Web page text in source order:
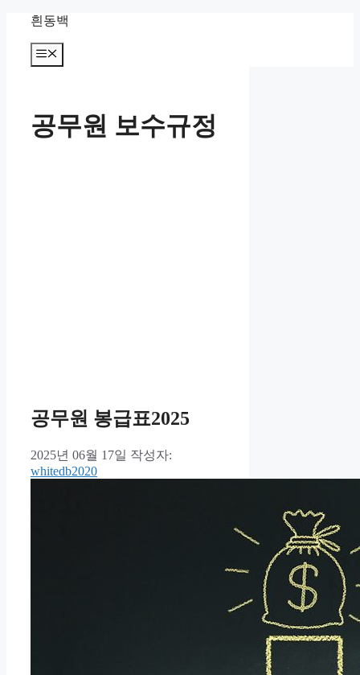
흰동백
메
뉴
공무원 보수규정
공무원 봉급표2025
2025년 06월 17일 작성자:
whitedb2020